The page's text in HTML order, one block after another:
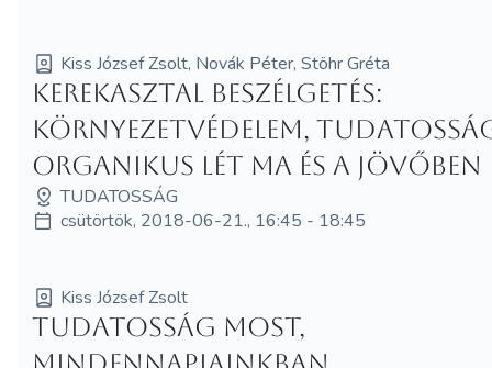
Kiss József Zsolt, Novák Péter, Stöhr Gréta
Kerekasztal beszélgetés:
környezetvédelem,
organikus lét ma és a jövőben
TUDATOSSÁG
csütörtök, 2018-06-21., 16:45 - 18:45
Kiss József Zsolt
Tudatosság most,